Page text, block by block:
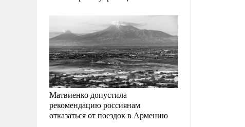
Матвиенко допустила
рекомендацию россиянам
отказаться от поездок в Армению